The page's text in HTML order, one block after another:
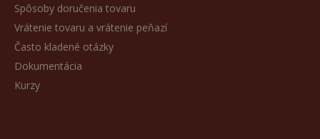
Spôsoby doručenia tovaru
Vrátenie tovaru a vrátenie peňazí
Často kladené otázky
Dokumentácia
Kurzy